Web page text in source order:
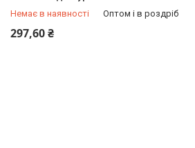
Немає в наявності Оптом і в роздріб
297,60 ₴
+380 (96) 246-24-66